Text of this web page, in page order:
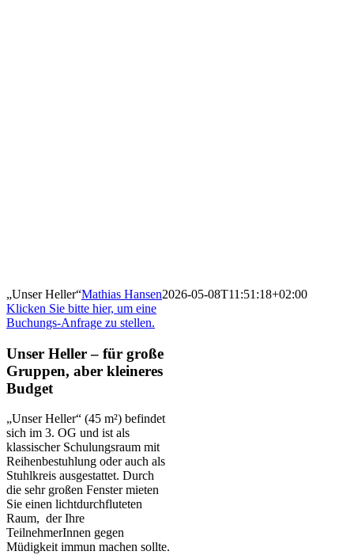
„Unser Heller“Mathias Hansen2026-05-08T11:51:18+02:00
Klicken Sie bitte hier, um eine
Buchungs-Anfrage zu stellen.
Unser Heller– für große
Gruppen, aber kleineres
Budget
„Unser Heller“ (45 m²) befindet
sich im 3. OG und ist als
klassischer Schulungsraum mit
Reihenbestuhlung oder auch als
Stuhlkreis ausgestattet. Durch
die sehr großen Fenster mieten
Sie einen lichtdurchfluteten
Raum, der Ihre
TeilnehmerInnen gegen
Müdigkeit immun machen sollte.